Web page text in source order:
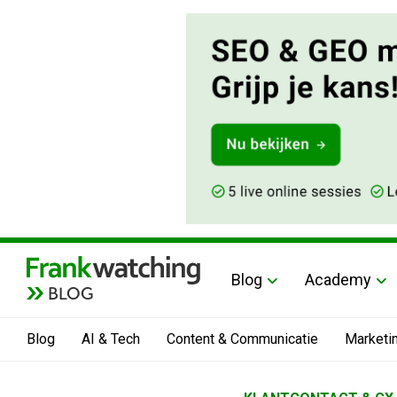
BLOG
Blog Academy
Blog AI & Tech Content & Communicatie